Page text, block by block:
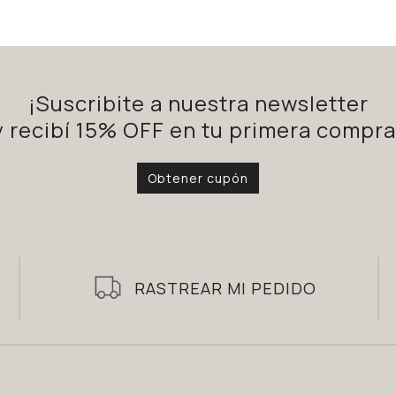
¡Suscribite a nuestra newsletter
recibí 15% OFF en tu primera
Obtener cupón
RASTREAR MI PEDIDO